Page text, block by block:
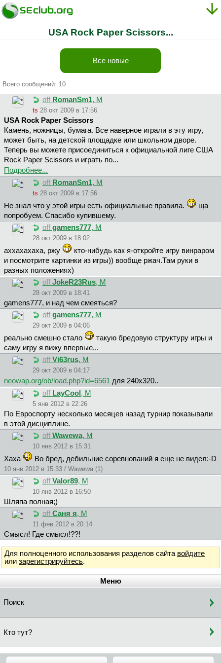
USA Rock Paper Scissors...
Все новые
Всего сообщений: 10
off RomanSm1, М
ts 28 окт 2009 в 17:56
USA Rock Paper Scissors
Камень, ножницы, бумага. Все наверное играли в эту игру,
может быть, на детской площадке или школьном дворе.
Теперь вы можете присоединиться к официальной лиге США
Rock Paper Scissors и играть по...
Подробнее...
off RomanSm1, М
ts 28 окт 2009 в 17:56
Не знал что у этой игры есть официальные правила.
ща
попробуем. Спасибо купившему.
off gamens777, М
28 окт 2009 в 18:02
аххахахаха, ржу
кто-нибудь как я-откройте игру винраром
и посмотрите картинки из игры)) вообще ржач.Там руки в
разных положениях)
off JokeR23Rus, М
28 окт 2009 в 18:41
gamens777, и над чем смеяться?
off gamens777, М
29 окт 2009 в 04:06
реально смешно стало
такую бредовую структуру игры и
саму игру я вижу впервые...
off Vi63rus, М
29 окт 2009 в 04:17
neowap.org/ob/load.php?id=6561 для 240х320..
off LayCool , М
5 янв 2012 в 22:26
По Евроспорту несколько месяцев назад турнир показывали
в этой дисциплине.
off Wawewa, М
10 янв 2012 в 15:31
Хаха Во бред, дебильние соревнований я еще не видел:-D
10 янв 2012 в 15:33 / Wawewa (1)
off Valor89, М
10 янв 2012 в 16:50
Шляпа полная;)
off Caня я, М
11 фев 2012 в 20:14
Смысл! Где смысл!??!
Для полноценного использования разделов сайта войдите
или зарегистрируйтесь.
Меню
Поиск
Кто тут?